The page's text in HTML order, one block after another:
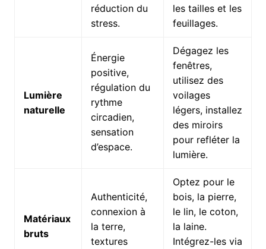
réduction du
stress.
les tailles et les
feuillages.
Lumière
naturelle
Énergie
positive,
régulation du
rythme
circadien,
sensation
d’espace.
Dégagez les
fenêtres,
utilisez des
voilages
légers, installez
des miroirs
pour refléter la
lumière.
Matériaux
bruts
Authenticité,
connexion à
la terre,
textures
Optez pour le
bois, la pierre,
le lin, le coton,
la laine.
Intégrez-les via